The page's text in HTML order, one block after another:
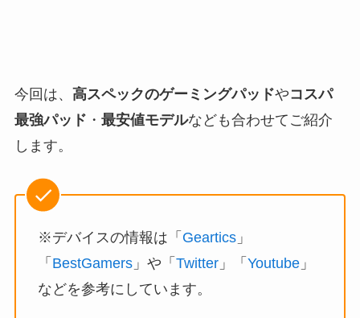
今回は、 高スペックのゲーミングパッドやコスパ
最強パッド ・ 最安値モデルなども合わせてご紹介
します。
※デバイスの情報は「 Geartics」
「 BestGamers」や「 Twitter」「 Youtube」
などを参考にしています。